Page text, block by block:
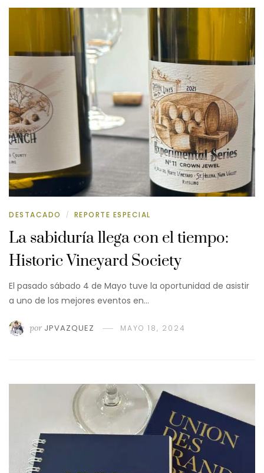
DESTACADO / REPORTE ESPECIAL
La sabiduría llega con el tiempo:
Historic Vineyard Society
El pasado sábado 4 de Mayo tuve la oportunidad de asistir
a uno de los mejores eventos en…
por JPVAZQUEZ MAYO 18, 2024